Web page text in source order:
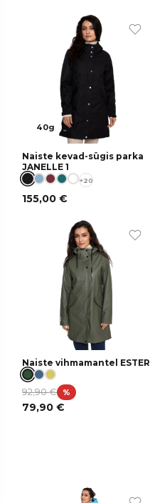
40g
Naiste kevad-sügis parka
JANELLE 1
+20
155,00€
Naiste vihmamantel ESTER
92,90€ %
79,90€